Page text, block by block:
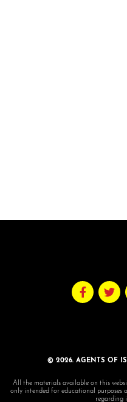
© 2026. AGENTS OF
All the materials available on this
only intended for educational
regarding